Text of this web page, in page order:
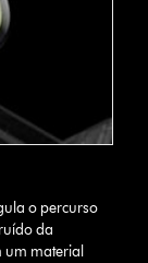
o percurso
da
material